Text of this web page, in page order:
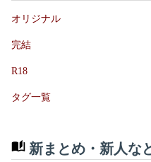
オリジナル
完結
R18
タグ一覧
新まとめ・新人な